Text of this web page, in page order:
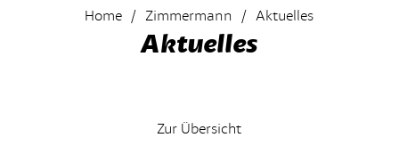
Home Zimmermann Aktuelles
Aktuelles
Zur Übersicht